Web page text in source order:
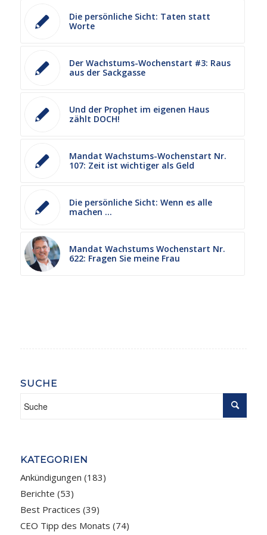
Die persönliche Sicht: Taten statt
Worte
Der Wachstums-Wochenstart #3: Raus
aus der Sackgasse
Und der Prophet im eigenen Haus
zählt DOCH!
Mandat Wachstums-Wochenstart Nr.
107: Zeit ist wichtiger als Geld
Die persönliche Sicht: Wenn es alle
machen …
Mandat Wachstums Wochenstart Nr.
622: Fragen Sie meine Frau
SUCHE
KATEGORIEN
Ankündigungen (183)
Berichte (53)
Best Practices (39)
CEO Tipp des Monats (74)